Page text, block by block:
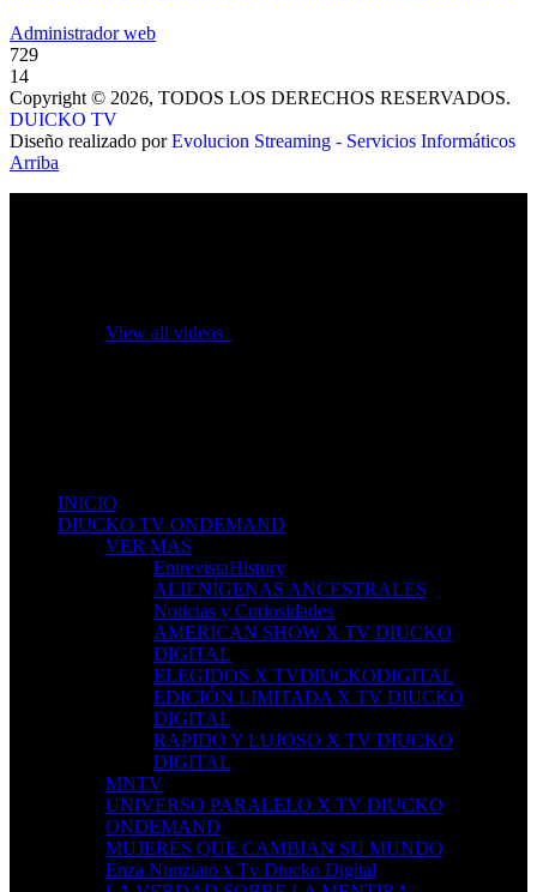
Administrador web
729
14
Copyright © 2026, TODOS LOS DERECHOS RESERVADOS.
DUICKO TV
Diseño realizado porEvolucion Streaming - Servicios Informáticos
Arriba
View all videos
INICIO
DIUCKO TV ONDEMAND
VER MAS
EntrevistaHistory
ALIENÍGENAS ANCESTRALES
Noticias y Curiosidades
AMERICAN SHOW X TV DIUCKO
DIGITAL
ELEGIDOS X TVDIUCKODIGITAL
EDICIÓN LIMITADA X TV DIUCKO
DIGITAL
RAPIDO Y LUJOSO X TV DIUCKO
DIGITAL
MNTV
UNIVERSO PARALELO X TV DIUCKO
ONDEMAND
MUJERES QUE CAMBIAN SU MUNDO
Enza Nunziato x Tv Diucko Digital